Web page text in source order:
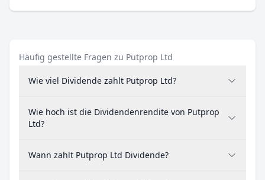
Häufig gestellte Fragen zu Putprop Ltd
Wie viel Dividende zahlt Putprop Ltd?
Wie hoch ist die Dividendenrendite von Putprop
Ltd?
Wann zahlt Putprop Ltd Dividende?